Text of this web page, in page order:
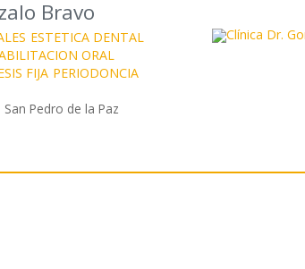
Bravo
ESTETICA DENTAL
ORAL
FIJA PERIODONCIA
San Pedro de la Paz